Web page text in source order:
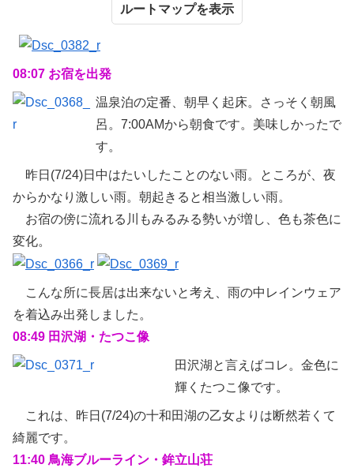
ルートマップ
08:07 お宿を出発
温泉泊の定番、朝早く起床。さっそく朝風
呂。7:00AMから朝食です。美味しかったで
す。
昨日(7/24)日中はたいしたことのない雨。ところが、夜
からかなり激しい雨。朝起きると相当激しい雨。
お宿の傍に流れる川もみるみる勢いが増し、色も茶色に
変化。
こんな所に長居は出来ないと考え、雨の中レインウェア
を着込み出発しました。
08:49 田沢湖・たつこ像
田沢湖と言えばコレ。金色に
輝くたつこ像です。
これは、昨日(7/24)の十和田湖の乙女よりは断然若くて
綺麗です。
11:40 鳥海ブルーライン・鉾立山荘